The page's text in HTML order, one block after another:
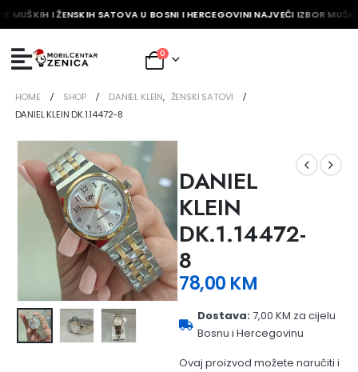
MUŠKIH I ŽENSKIH SATOVA U BOSNI I HERCEGOVINI NAJVEĆI IZBOR
0
HOME SHOP DANIEL KLEIN, ŽENSKI SATOVI
DANIEL KLEIN DK.1.14472-8
DANIEL
KLEIN
DK.1.14472-
8
78,00 KM
Dostava:7,00 KM za cijelu
Bosnu i Hercegovinu
Ovaj proizvod možete naručiti i